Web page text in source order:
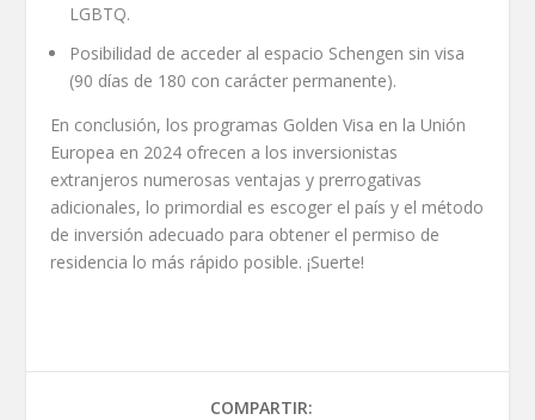
LGBTQ.
Posibilidad de acceder al espacio Schengen sin visa
(90 días de 180 con carácter permanente).
En conclusión, los programas Golden Visa en la Unión
Europea en 2024 ofrecen a los inversionistas
extranjeros numerosas ventajas y prerrogativas
adicionales, lo primordial es escoger el país y el método
de inversión adecuado para obtener el permiso de
residencia lo más rápido posible. ¡Suerte!
COMPARTIR: